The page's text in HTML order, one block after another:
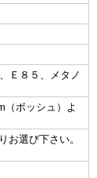
Ｅ８５、メタノ
（ボッシュ）よ
お選び下さい。